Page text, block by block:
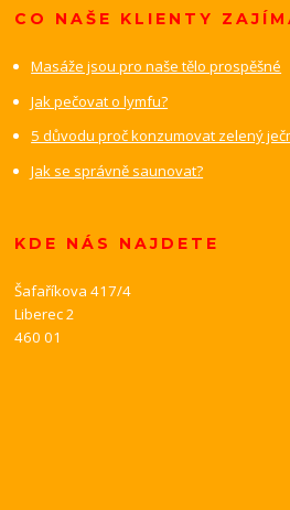
CO NAŠE KLIENTY
Masáže jsou pro naše tělo prospěšné
Jak pečovat o lymfu?
5 důvodu proč konzumovat zelený
Jak se správně saunovat?
KDE NÁS NAJDETE
Šafaříkova 417/4
Liberec 2
460 01